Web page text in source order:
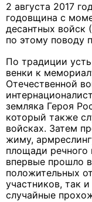
2 августа 2017
годовщина с
десантных войск
по этому поводу
По традиции
венки к
Отечественной
земляка Героя
который также
войсках. Затем
жиму,
площади речного
впервые прошло
положительных
участников, так
случайные